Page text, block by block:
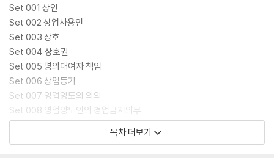
Set 001 상인
Set 002 상업사용인
Set 003 상호
Set 004 상호권
Set 005 명의대여자 책임
Set 006 상업등기
Set 007 영업양도의 의의
Set 008 영업양도인의 경업금지의무
Set 009 상호속용 영업양수인의 책임
목차 더보기